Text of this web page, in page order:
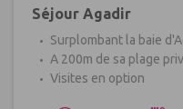
Séjour Agadir
Surplombant la baie
A 200m de sa plage
Visites en option